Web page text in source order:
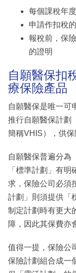
區
每個課稅年
申請作扣稅
報稅前，保
的證明
自願醫保扣
療保險產品
自願醫保是唯一可
推行自願醫保計劃
簡稱VHIS），供保
自願醫保普遍分為
「標準計劃」有
求，保險公司必須
計劃」則須提供「
制定計劃時有更大
障，因此其保費亦
值得一提，保險公
保險計劃組合成一